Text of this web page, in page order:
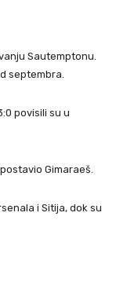
Sautemptonu.
septembra.
povisili su u
Gimaraeš.
i Sitija, dok su